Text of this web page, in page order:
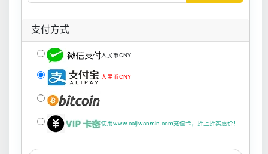
支付方式
人民币CNY
人民币CNY
使用www.caijiwanmin.com充值卡，折上折实惠价！